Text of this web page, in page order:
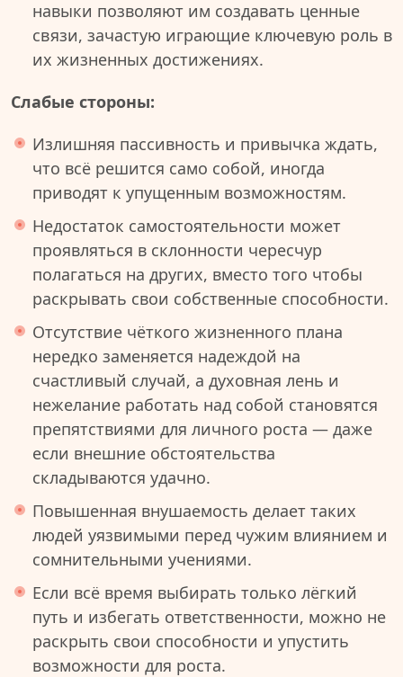
навыки позволяют им создавать ценные
связи, зачастую играющие ключевую роль в
их жизненных достижениях.
Слабые стороны:
Излишняя пассивность и привычка ждать,
что всё решится само собой, иногда
приводят к упущенным возможностям.
Недостаток самостоятельности может
проявляться в склонности чересчур
полагаться на других, вместо того чтобы
раскрывать свои собственные способности.
Отсутствие чёткого жизненного плана
нередко заменяется надеждой на
счастливый случай, а духовная лень и
нежелание работать над собой становятся
препятствиями для личного роста — даже
если внешние обстоятельства
складываются удачно.
Повышенная внушаемость делает таких
людей уязвимыми перед чужим влиянием и
сомнительными учениями.
Если всё время выбирать только лёгкий
путь и избегать ответственности, можно не
раскрыть свои способности и упустить
возможности для роста.